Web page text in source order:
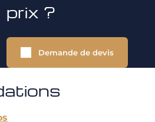
prix ?
Demande de devis